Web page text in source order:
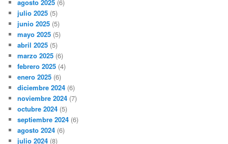
agosto 2025 (6)
julio 2025 (5)
junio 2025 (5)
mayo 2025 (5)
abril 2025 (5)
marzo 2025 (6)
febrero 2025 (4)
enero 2025 (6)
diciembre 2024 (6)
noviembre 2024 (7)
octubre 2024 (5)
septiembre 2024 (6)
agosto 2024 (6)
julio 2024 (8)